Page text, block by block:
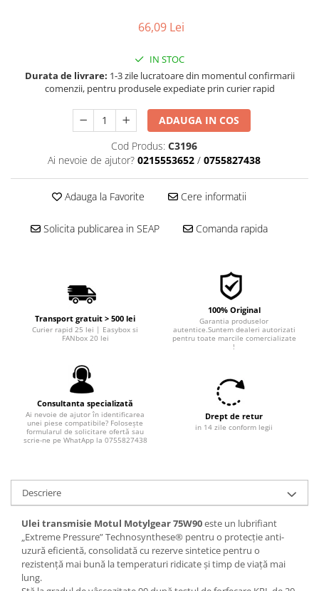
■ Filtre aditivi
■ Filtre epurator
■ Filtre agent racire
Filtre aditivi
Filtre agent racire
Filtre habitaclu
Filtre hidraulice
Sistem franare
Placute frana
Discuri frana
Saboti frana
Senzori uzura placute
Cablu frana de mana
Suport etrier
Electrice
Bujii incandescente
Distributie
Kit distributie
66,09 Lei
IN STOC
Durata de livrare: 1-3 zile lucratoare din momentul confirmarii
comenzii, pentru produsele expediate prin curier rapid
ADAUGA IN COS
Cod Produs: C3196
Ai nevoie de ajutor? 0215553652 / 0755827438
Adauga la Favorite Cere informatii
Solicita publicarea in SEAP Comanda rapida
Transport gratuit > 500 lei
Curier rapid 25 lei | Easybox si
FANbox 20 lei
100% Original
Garantia produselor
autentice.Suntem dealeri autorizati
pentru toate marcile comercializate
!
Consultanta specializată
Ai nevoie de ajutor în identificarea
unei piese compatibile? Folosește
formularul de solicitare ofertă sau
scrie-ne pe WhatApp la 0755827438
Drept de retur
in 14 zile conform legii
Descriere
Ulei transmisie Motul Motylgear 75W90este un lubrifiant
„Extreme Pressure” Technosynthese® pentru o protecție anti-
uzură eficientă, consolidată cu rezerve sintetice pentru o
rezistență mai bună la temperaturi ridicate și timp de viață mai
lung.